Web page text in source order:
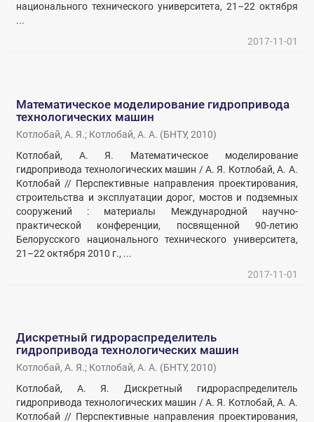
национального технического университета, 21–22 октября
...
2017-11-01
Математическое моделирование гидропривода
технологических машин
Котлобай, А. Я.; Котлобай, А. А. (БНТУ,2010)
Котлобай, А. Я. Математическое моделирование
гидропривода технологических машин / А. Я. Котлобай, А. А.
Котлобай // Перспективные направления проектирования,
строительства и эксплуатации дорог, мостов и подземных
сооружений : материалы Международной научно-
практической конференции, посвященной 90-летию
Белорусского национального технического университета,
21–22 октября 2010 г., ...
2017-11-01
Дискретный гидрораспределитель
гидропривода технологических машин
Котлобай, А. Я.; Котлобай, А. А. (БНТУ,2010)
Котлобай, А. Я. Дискретный гидрораспределитель
гидропривода технологических машин / А. Я. Котлобай, А. А.
Котлобай // Перспективные направления проектирования,